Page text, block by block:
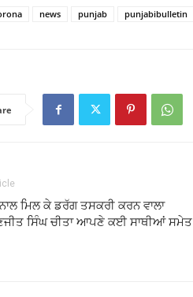
news punjab punjabibulletin
ਮਿਲ ਕੇ ਡਰੱਗ ਤਸਕਰੀ ਕਰਨ ਵਾਲਾ
ਸਿੰਘ ਚੀਤਾ ਆਪਣੇ ਕਈ ਸਾਥੀਆਂ ਸਮੇਤ